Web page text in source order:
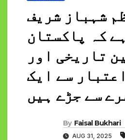
شہباز شریف
کہ پاکستان
تاریخی اور
سے ایک
سے جڑے ہیں
By Faisal Bukhari
AUG 31, 2025